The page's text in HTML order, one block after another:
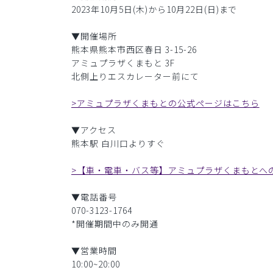
2023年10月5日(木)から10月22日(日)まで
▼開催場所
熊本県熊本市西区春日 3-15-26
アミュプラザくまもと 3F
北側上りエスカレーター前にて
>アミュプラザくまもとの公式ページはこちら
▼アクセス
熊本駅 白川口よりすぐ
>【車・電車・バス等】アミュプラザくまもとへ
▼電話番号
070-3123-1764
*開催期間中のみ開通
▼営業時間
10:00~20:00